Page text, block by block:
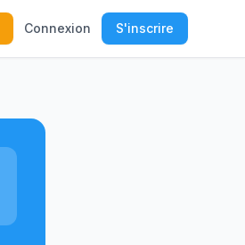
Connexion S'inscrire